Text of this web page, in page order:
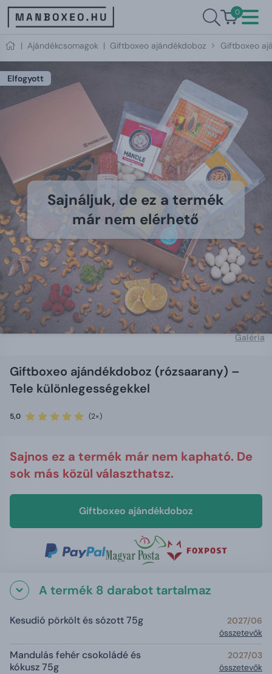
0
| Ajándékcsomagok | Giftboxeo ajándékdoboz Giftboxeo
Elfogyott
Sajnáljuk, de ez a termék
már nem elérhető
Galéria
Giftboxeo ajándékdoboz (rózsaarany) –
Tele különlegességekkel
5,0 (2×)
Sajnos ez a termék már nem kapható. De
sok más közül választhatsz.
Giftboxeo ajándékdoboz
A termék 8 darabot tartalmaz
Kesudió pörkölt és sózott 75g
2027/06
összetevők
Mandulás fehér csokoládé és
kókusz 75g
2027/03
összetevők